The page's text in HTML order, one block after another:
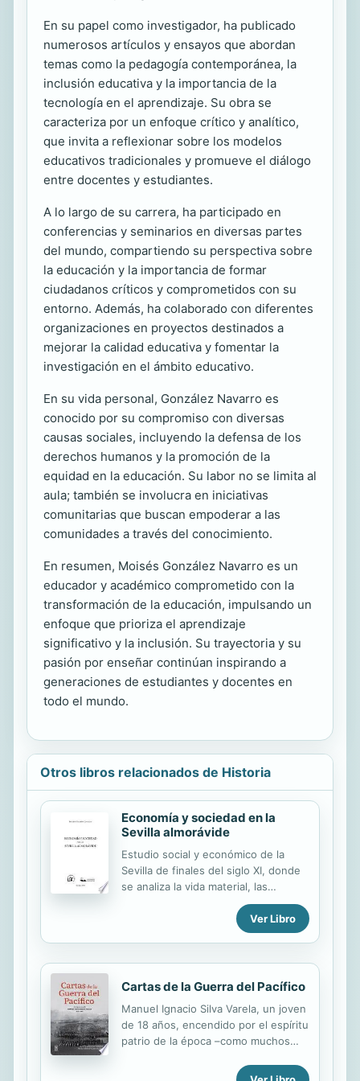
En su papel como investigador, ha publicado
numerosos artículos y ensayos que abordan
temas como la pedagogía contemporánea, la
inclusión educativa y la importancia de la
tecnología en el aprendizaje. Su obra se
caracteriza por un enfoque crítico y analítico,
que invita a reflexionar sobre los modelos
educativos tradicionales y promueve el diálogo
entre docentes y estudiantes.
A lo largo de su carrera, ha participado en
conferencias y seminarios en diversas partes
del mundo, compartiendo su perspectiva sobre
la educación y la importancia de formar
ciudadanos críticos y comprometidos con su
entorno. Además, ha colaborado con diferentes
organizaciones en proyectos destinados a
mejorar la calidad educativa y fomentar la
investigación en el ámbito educativo.
En su vida personal, González Navarro es
conocido por su compromiso con diversas
causas sociales, incluyendo la defensa de los
derechos humanos y la promoción de la
equidad en la educación. Su labor no se limita al
aula; también se involucra en iniciativas
comunitarias que buscan empoderar a las
comunidades a través del conocimiento.
En resumen, Moisés González Navarro es un
educador y académico comprometido con la
transformación de la educación, impulsando un
enfoque que prioriza el aprendizaje
significativo y la inclusión. Su trayectoria y su
pasión por enseñar continúan inspirando a
generaciones de estudiantes y docentes en
todo el mundo.
Otros libros relacionados de Historia
Economía y sociedad en la
Sevilla almorávide
Estudio social y económico de la
Sevilla de finales del siglo XI, donde
se analiza la vida material, las
funciones del Estado y las relaciones
sociales, con especial atención a si
hubo o no gremios y si se produjo o
aquellos momentos en al-Andalus.
Ver Libro
Cartas de la Guerra del Pacífico
Manuel Ignacio Silva Varela, un joven
de 18 años, encendido por el espíritu
patrio de la época –como muchos
enrolarse en el ejército de Chile para